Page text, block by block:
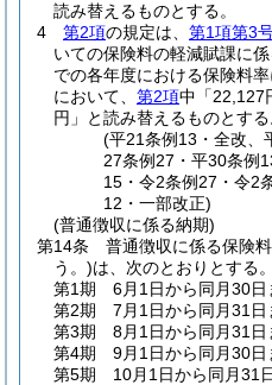
読み替えるものとする。
4
第2項の規定は、 第1項第3
いての保険料の軽減賦課に
での各年度における保険料率
において、 第2項中「22,127
円」と読み替えるものとする
(平21条例13・全改、
27条例27・平30条例
15・令2条例27・令2
12・一部改正)
(普通徴収に係る納期)
第14条
普通徴収に係る保険
う。)は、次のとおりとする。
第1期 6月1日から同月30日
第2期 7月1日から同月31日
第3期 8月1日から同月31日
第4期 9月1日から同月30日
第5期 10月1日から同月31